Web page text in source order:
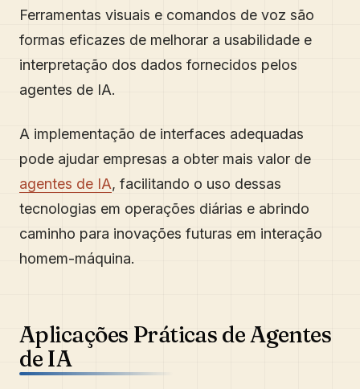
Ferramentas visuais e comandos de voz são
formas eficazes de melhorar a usabilidade e
interpretação dos dados fornecidos pelos
agentes de IA.
A implementação de interfaces adequadas
pode ajudar empresas a obter mais valor de
agentes de IA, facilitando o uso dessas
tecnologias em operações diárias e abrindo
caminho para inovações futuras em interação
homem-máquina.
Aplicações Práticas de Agentes
de IA